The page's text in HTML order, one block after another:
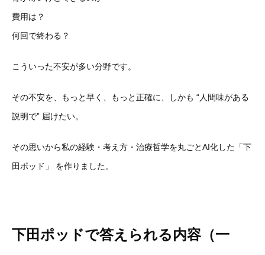
費用は？
何回で終わる？
こういった不安が多い分野です。
その不安を、もっと早く、もっと正確に、しかも “人間味がある
説明で” 届けたい。
その思いから私の経験・考え方・治療哲学を丸ごとAI化した「下
田ポッド」 を作りました。
下田ポッドで答えられる内容（一